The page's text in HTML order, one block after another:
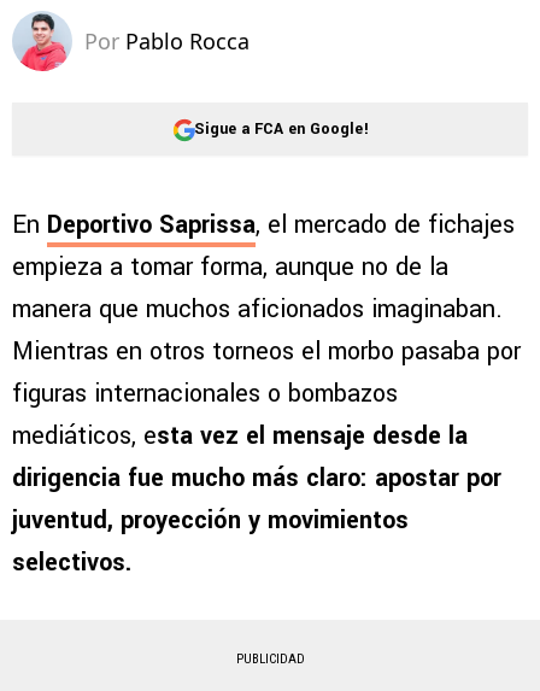
Por Pablo Rocca
Sigue a FCA en Google!
En Deportivo Saprissa, el mercado de fichajes
empieza a tomar forma, aunque no de la
manera que muchos aficionados imaginaban.
Mientras en otros torneos el morbo pasaba por
figuras internacionales o bombazos
mediáticos, esta vez el mensaje desde la
dirigencia fue mucho más claro: apostar por
juventud, proyección y movimientos
selectivos.
PUBLICIDAD